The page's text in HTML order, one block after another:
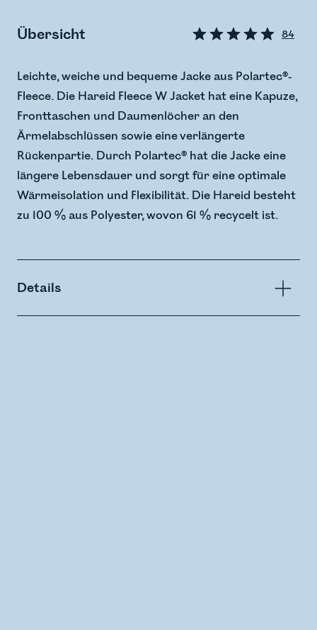
Übersicht 84
Leichte, weiche und bequeme Jacke aus Polartec®-
Fleece. Die Hareid Fleece W Jacket hat eine Kapuze,
Fronttaschen und Daumenlöcher an den
Ärmelabschlüssen sowie eine verlängerte
Rückenpartie. Durch Polartec® hat die Jacke eine
längere Lebensdauer und sorgt für eine optimale
Wärmeisolation und Flexibilität. Die Hareid besteht
zu 100 % aus Polyester, wovon 61 % recycelt ist.
Details